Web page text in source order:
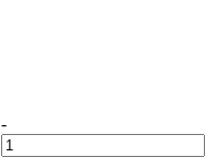
-